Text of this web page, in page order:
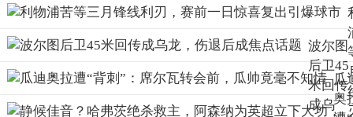
焦点话
席
会
前
瓜
竟
波尔图
后卫45
米回传
成乌
瓜
奥